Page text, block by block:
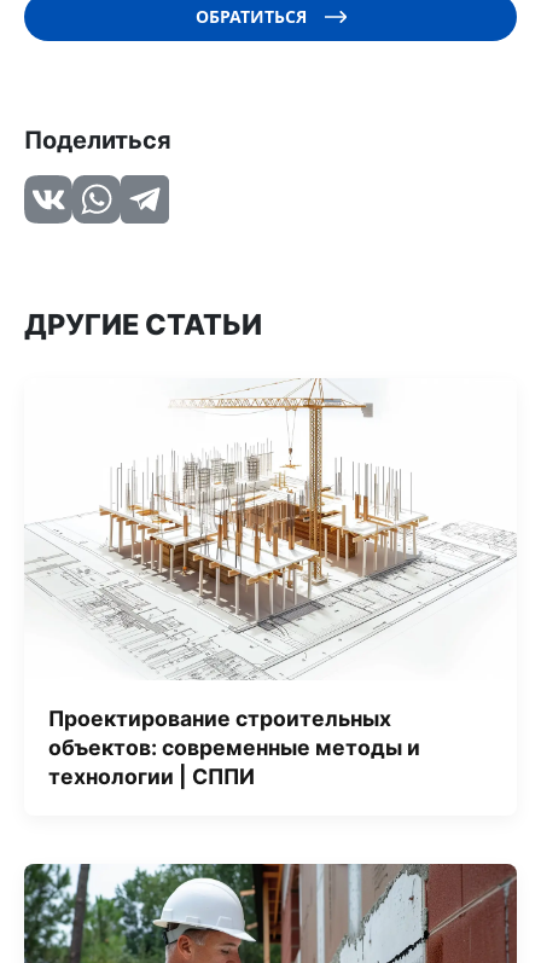
ОБРАТИТЬСЯ
Поделиться
ДРУГИЕ СТАТЬИ
Проектирование строительных
объектов: современные методы и
технологии | СППИ